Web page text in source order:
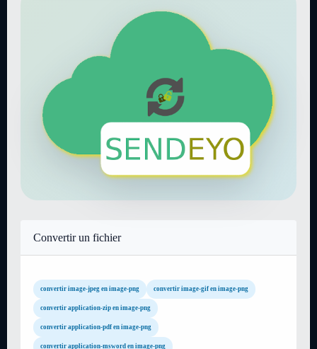
Convertir un fichier
convertir image-jpeg en image-png convertir image-gif en image-png
convertir application-zip en image-png
convertir application-pdf en image-png
convertir application-msword en image-png